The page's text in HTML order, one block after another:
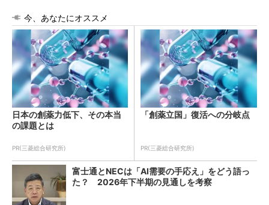
今、あなたにオススメ
日本の創薬力低下、その本当
の課題とは
PR(三菱総合研究所)
「創薬立国」復活への分岐点
PR(三菱総合研究所)
富士通とNECは「AI需要の手応え」をどう語っ
た？ 2026年下半期の見通しを考察